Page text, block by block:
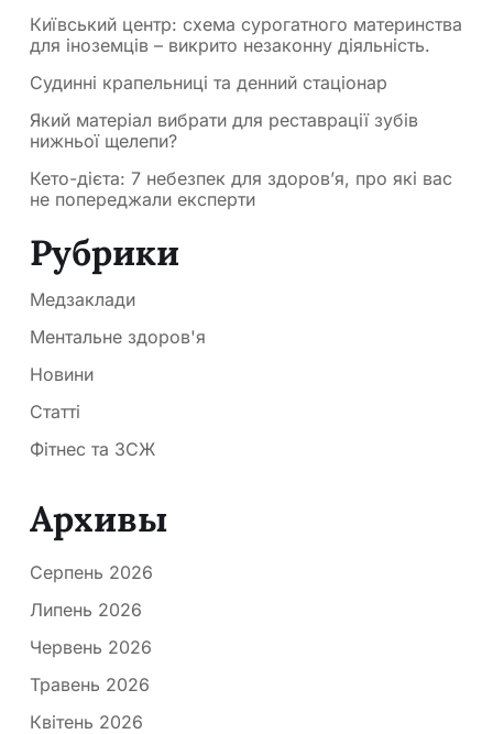
Київський центр: схема сурогатного материнства
для іноземців – викрито незаконну діяльність.
Судинні крапельниці та денний стаціонар
Який матеріал вибрати для реставрації зубів
нижньої щелепи?
Кето-дієта: 7 небезпек для здоров’я, про які вас
не попереджали експерти
Рубрики
Медзаклади
Ментальне здоров'я
Новини
Статті
Фітнес та ЗСЖ
Архивы
Серпень 2026
Липень 2026
Червень 2026
Травень 2026
Квітень 2026